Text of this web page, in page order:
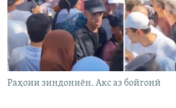
Раҳоии зиндониён. Акс аз бойгонӣ